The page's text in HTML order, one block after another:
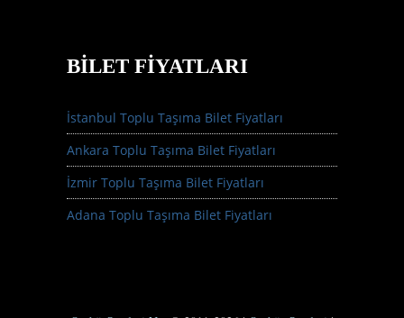
BILET FIYATLARI
İstanbul Toplu Taşıma Bilet Fiyatları
Ankara Toplu Taşıma Bilet Fiyatları
İzmir Toplu Taşıma Bilet Fiyatları
Adana Toplu Taşıma Bilet Fiyatları